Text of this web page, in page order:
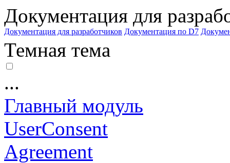
Документация для
Документация для разработчиков Документация по D7
Темная тема
...
Главный модуль
UserConsent
Agreement